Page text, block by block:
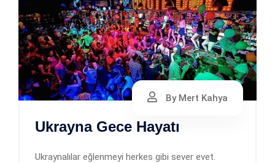
By Mert Kahya
Ukrayna Gece Hayatı
Ukraynalılar eğlenmeyi herkes gibi sever evet.